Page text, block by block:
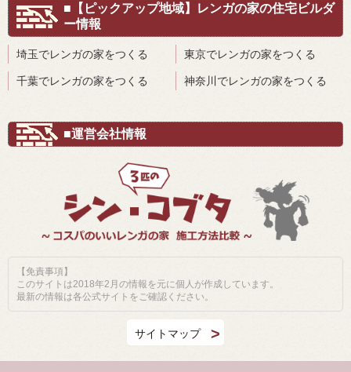
■【ピックアップ地域】レンガの家の住宅ビルダ
ー情報
埼玉でレンガの家をつくる 東京でレンガの家をつくる
千葉でレンガの家をつくる 神奈川でレンガの家をつくる
■運営会社情報
【免責事項】
このサイトは2018年2月の情報を元に個人が作成しています。
最新の情報は各公式サイトをご確認ください。
サイトマップ